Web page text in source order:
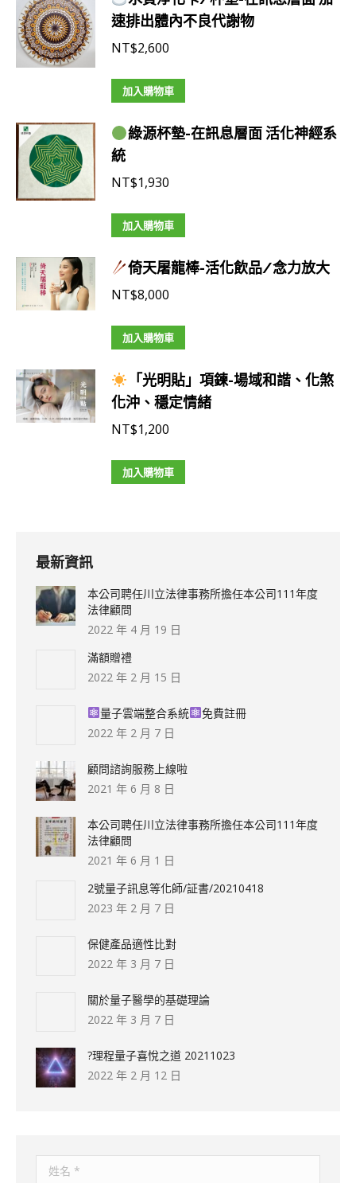
速排出體內不良代謝物
NT$2,600
加入購物車
綠源杯墊-在訊息層面 活化神經系
統
NT$1,930
加入購物車
倚天屠龍棒-活化飲品/念力放大
NT$8,000
加入購物車
「光明貼」項鍊-場域和諧、化煞
化沖、穩定情緒
NT$1,200
加入購物車
最新資訊
本公司聘任川立法律事務所擔任本公司111年度
法律顧問
2022 年 4 月 19 日
滿額贈禮
2022 年 2 月 15 日
量子雲端整合系統
免費註冊
2022 年 2 月 7 日
顧問諮詢服務上線啦
2021 年 6 月 8 日
本公司聘任川立法律事務所擔任本公司111年度
法律顧問
2021 年 6 月 1 日
2號量子訊息等化師/証書/20210418
2023 年 2 月 7 日
保健產品適性比對
2022 年 3 月 7 日
關於量子醫學的基礎理論
2022 年 3 月 7 日
?理程量子喜悅之道 20211023
2022 年 2 月 12 日
姓名 *